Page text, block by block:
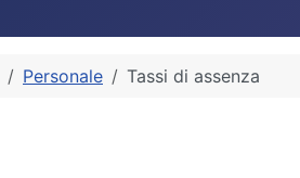
Personale Tassi di assenza